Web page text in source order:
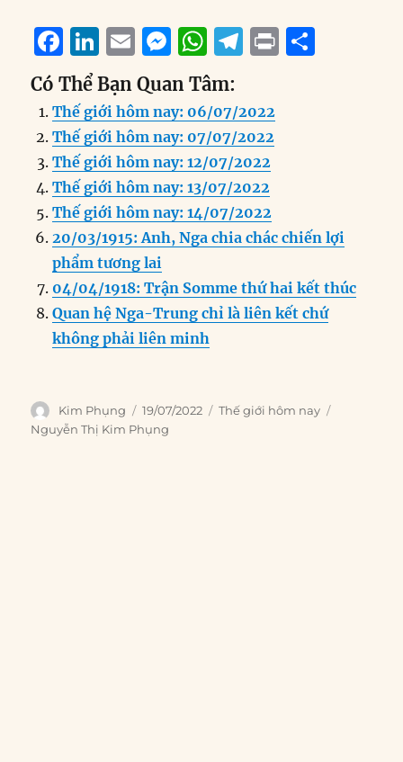
F
a
c
e
b
o
o
k
Li
n
k
e
d
I
n
E
m
ai
l
M
e
ss
e
n
g
er
W
h
at
s
A
p
p
T
e
g
r
a
m
P
Có Thể Bạn Quan Tâm:
Thế giới hôm nay: 06/07/2022
Thế giới hôm nay: 07/07/2022
Thế giới hôm nay: 12/07/2022
Thế giới hôm nay: 13/07/2022
Thế giới hôm nay: 14/07/2022
20/03/1915: Anh, Nga chia chác chiến lợi
phẩm tương lai
04/04/1918: Trận Somme thứ hai kết thúc
Quan hệ Nga-Trung chỉ là liên kết chứ
không phải liên minh
Author
Kim Phụng
Posted
on
19/07/2022 Categories
Thế giới hôm nay
Nguyễn Thị Kim Phụng